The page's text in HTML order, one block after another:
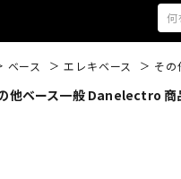
アコ
ベース エレキベース その
他ベース一般 Danelectro 商